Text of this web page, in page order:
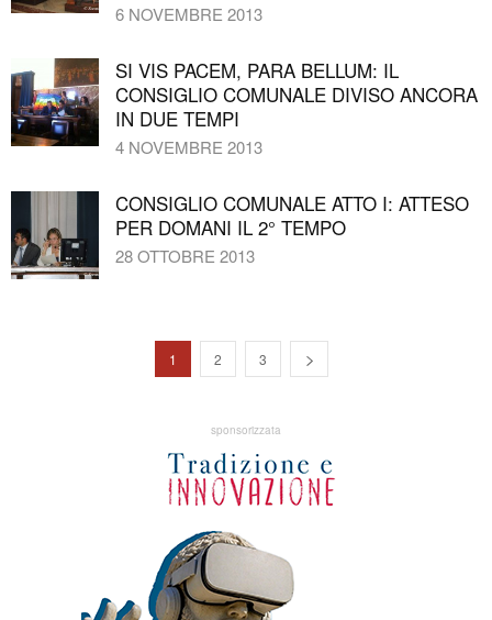
6 NOVEMBRE 2013
SI VIS PACEM, PARA BELLUM: IL
CONSIGLIO COMUNALE DIVISO ANCORA
IN DUE TEMPI
4 NOVEMBRE 2013
CONSIGLIO COMUNALE ATTO I: ATTESO
PER DOMANI IL 2° TEMPO
28 OTTOBRE 2013
1 2 3
sponsorizzata